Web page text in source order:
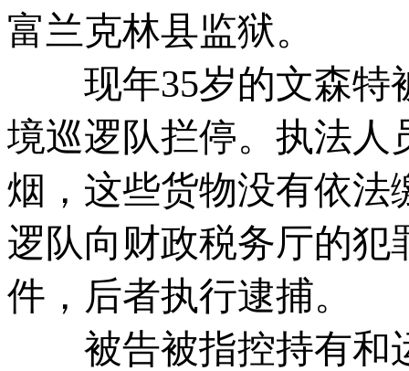
富兰克林县监狱。
现年35岁的文森特
境巡逻队拦停。执法人
烟，这些货物没有依法
逻队向财政税务厅的犯
件，后者执行逮捕。
被告被指控持有和